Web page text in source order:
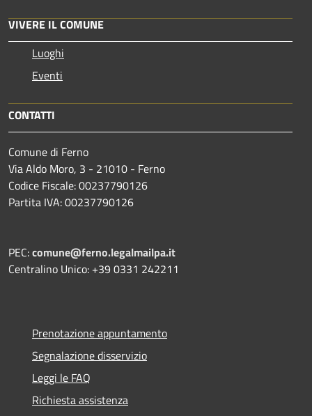
VIVERE IL COMUNE
Luoghi
Eventi
CONTATTI
Comune di Ferno
Via Aldo Moro, 3 - 21010 - Ferno
Codice Fiscale: 00237790126
Partita IVA: 00237790126
PEC:comune@ferno.legalmailpa.it
Centralino Unico: +39 0331 242211
Prenotazione appuntamento
Segnalazione disservizio
Leggi le FAQ
Richiesta assistenza